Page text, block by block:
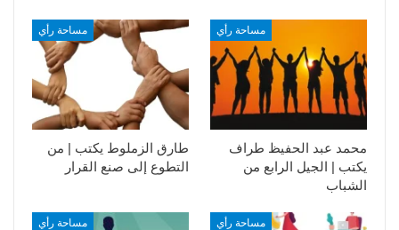
مساحة رأي
طارق الزملوط يكتب | من
التطوع إلى صنع القرار
مساحة رأي
محمد عبد الحفيظ طراف
يكتب | الجيل الرابع من
الشباب
مساحة رأي مساحة رأي